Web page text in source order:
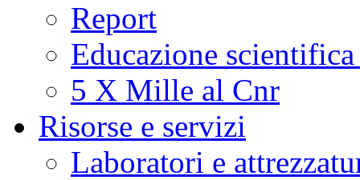
Report
Educazione
5 X Mille al Cnr
Risorse e servizi
Laboratori e